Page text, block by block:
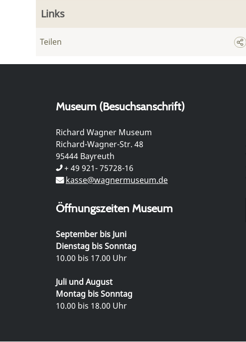
Links
Teilen
Museum (Besuchsanschrift)
Richard Wagner Museum
Richard-Wagner-Str. 48
95444 Bayreuth
+ 49 921- 75728-16
kasse@wagnermuseum.de
Öffnungszeiten Museum
September bis Juni
Dienstag bis Sonntag
10.00 bis 17.00 Uhr
Juli und August
Montag bis Sonntag
10.00 bis 18.00 Uhr